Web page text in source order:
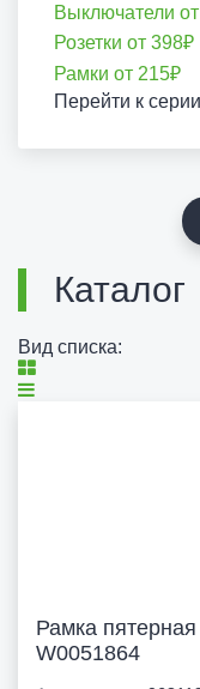
Выключатели
Розетки от 398₽
Рамки от 215₽
Перейти к серии
Каталог
Вид списка:
Рамка
W0051864